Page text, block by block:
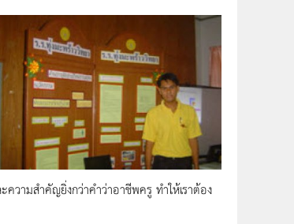
วามสำคัญยิ่งกว่าคำว่าอาชีพครู ทำให้เราต้อง